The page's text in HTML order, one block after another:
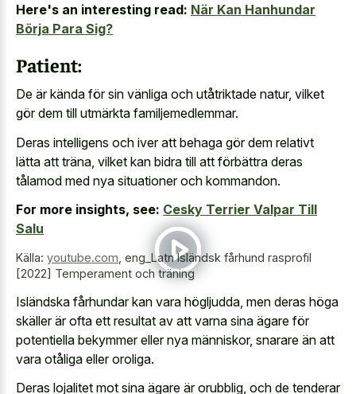
Here's an interesting read: När Kan Hanhundar
Börja Para Sig?
Patient:
De är kända för sin vänliga och utåtriktade natur, vilket
gör dem till utmärkta familjemedlemmar.
Deras intelligens och iver att behaga gör dem relativt
lätta att träna, vilket kan bidra till att förbättra deras
tålamod med nya situationer och kommandon.
For more insights, see: Cesky Terrier Valpar Till
Salu
Källa: youtube.com eng_Latn Isländsk fårhund rasprofil
[2022] Temperament och träning
Isländska fårhundar kan vara högljudda, men deras höga
skäller är ofta ett resultat av att varna sina ägare för
potentiella bekymmer eller nya människor, snarare än att
vara otåliga eller oroliga.
Deras lojalitet mot sina ägare är orubblig, och de tenderar